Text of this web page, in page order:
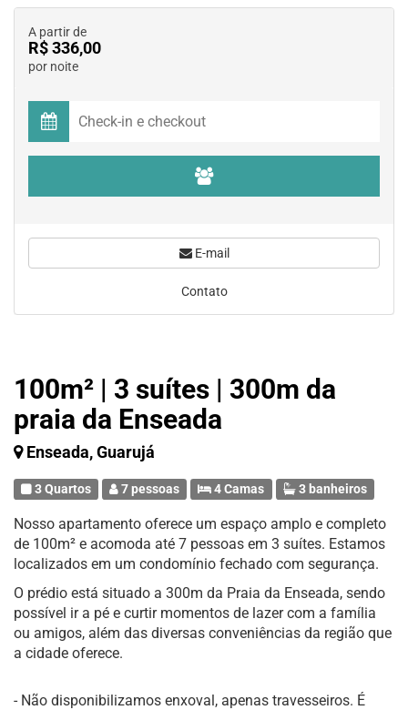
100m² | 3 suítes | 300m da
praia da Enseada
Enseada, Guarujá
3 Quartos 7 pessoas 4 Camas 3 banheiros
Nosso apartamento oferece um espaço amplo e completo
de 100m² e acomoda até 7 pessoas em 3 suítes. Estamos
localizados em um condomínio fechado com segurança.
O prédio está situado a 300m da Praia da Enseada, sendo
possível ir a pé e curtir momentos de lazer com a família
ou amigos, além das diversas conveniências da região que
a cidade oferece.
- Não disponibilizamos enxoval, apenas travesseiros. É
A partir de
R$ 336,00
por noite
E-mail
Contato